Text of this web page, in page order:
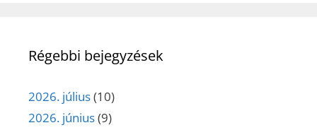
Régebbi bejegyzések
2026. július(10)
2026. június(9)